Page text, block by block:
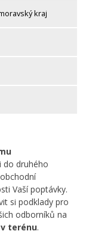
kraj
do druhého
Vaší poptávky.
si podklady pro
odborníků na
terénu.